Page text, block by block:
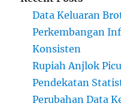
Data Keluaran
Perkembangan
Konsisten
Rupiah Anjlok
Pendekatan
Perubahan Data